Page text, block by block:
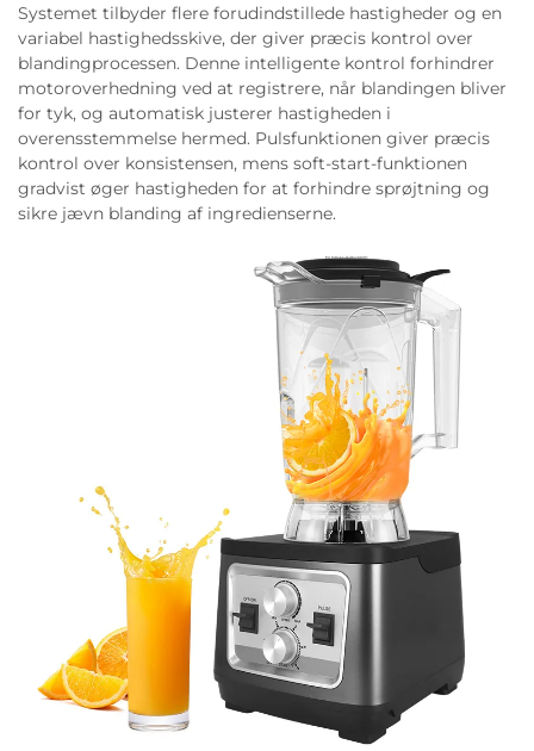
Systemet tilbyder flere forudindstillede hastigheder og en
variabel hastighedsskive, der giver præcis kontrol over
blandingprocessen. Denne intelligente kontrol forhindrer
motoroverhedning ved at registrere, når blandingen bliver
for tyk, og automatisk justerer hastigheden i
overensstemmelse hermed. Pulsfunktionen giver præcis
kontrol over konsistensen, mens soft-start-funktionen
gradvist øger hastigheden for at forhindre sprøjtning og
sikre jævn blanding af ingredienserne.